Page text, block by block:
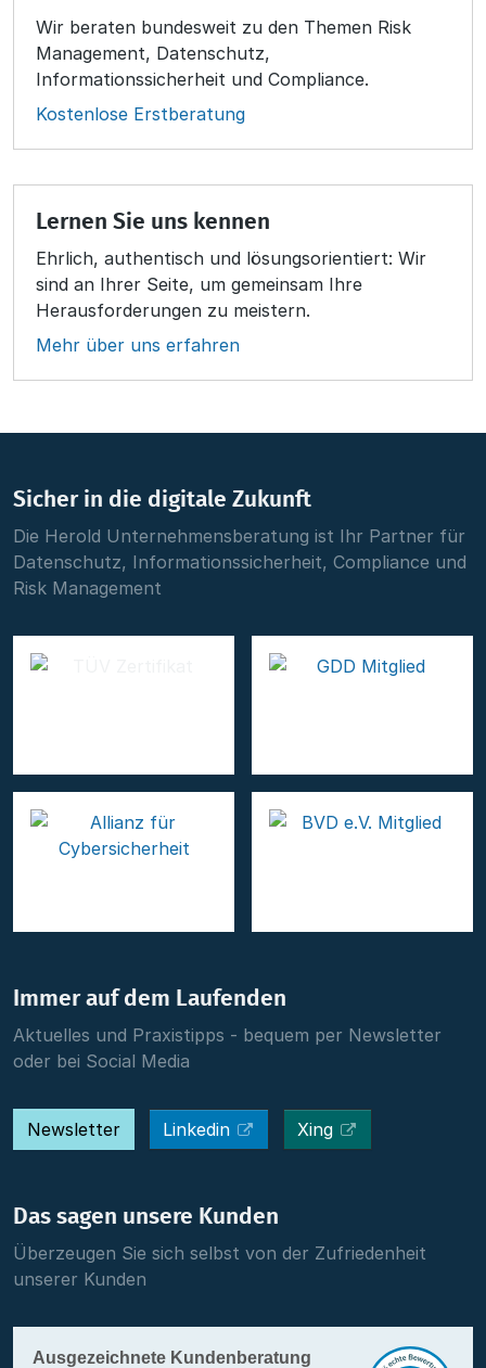
Wir beraten bundesweit zu den Themen Risk
Management, Datenschutz,
Informationssicherheit und Compliance.
Kostenlose Erstberatung
Lernen Sie uns kennen
Ehrlich, authentisch und lösungsorientiert: Wir
sind an Ihrer Seite, um gemeinsam Ihre
Herausforderungen zu meistern.
Mehr über uns erfahren
Sicher in die digitale Zukunft
Die Herold Unternehmensberatung ist Ihr Partner für
Datenschutz, Informationssicherheit, Compliance und
Risk Management
Immer auf dem Laufenden
Aktuelles und Praxistipps - bequem per Newsletter
oder bei Social Media
Newsletter Linkedin Xing
Das sagen unsere Kunden
Überzeugen Sie sich selbst von der Zufriedenheit
unserer Kunden
Ausgezeichnete Kundenberatung